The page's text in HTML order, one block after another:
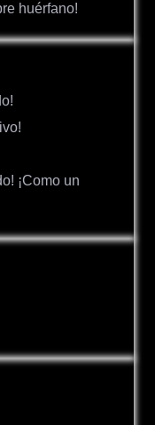
huérfano!
¡Como un